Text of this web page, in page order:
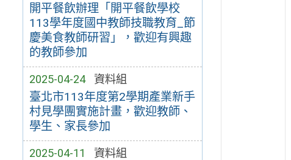
開平餐飲辦理「開平餐飲學校
113學年度國中教師技職教育_節
慶美食教師研習」，歡迎有興趣
的教師參加
2025-04-24 資料組
臺北市113年度第2學期產業新手
村見學團實施計畫，歡迎教師、
學生、家長參加
2025-04-11 資料組